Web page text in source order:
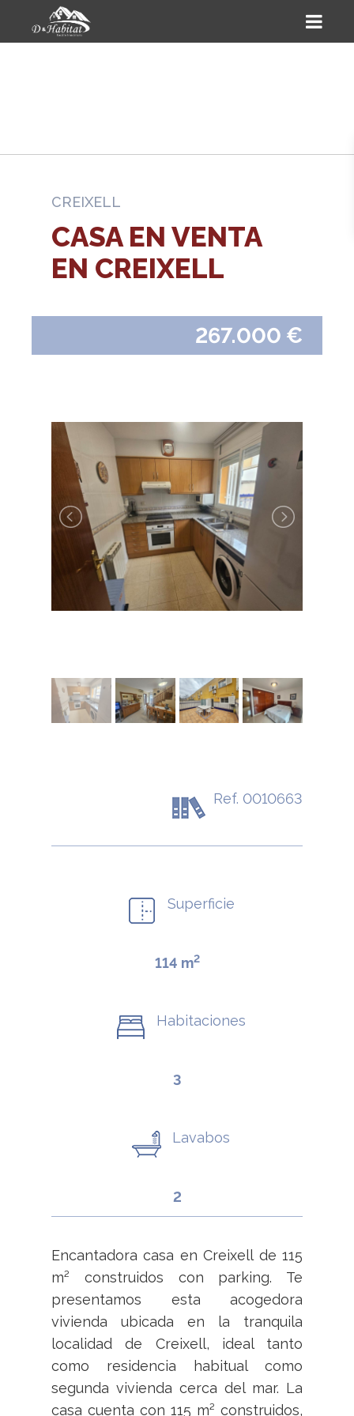
CREIXELL
CASA EN VENTA
EN CREIXELL
267.000 €
Ref. 0010663
Superficie
114 m2
Habitaciones
3
Lavabos
2
Encantadora casa en Creixell de 115
m² construidos con parking. Te
presentamos esta acogedora
vivienda ubicada en la tranquila
localidad de Creixell, ideal tanto
como residencia habitual como
segunda vivienda cerca del mar. La
casa cuenta con 115 m² construidos,